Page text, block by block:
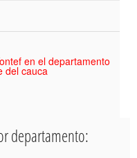
en el departamento
del cauca
departamento: